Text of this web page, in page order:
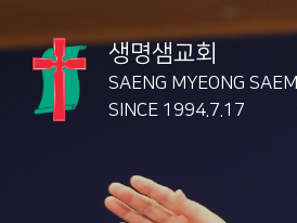
생명샘교회
SAENG MYEONG SAEM
SINCE 1994.7.17